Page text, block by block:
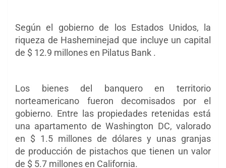
Según el gobierno de los Estados Unidos, la
riqueza de Hasheminejad que incluye un capital
de $ 12.9 millones en Pilatus Bank .
Los bienes del banquero en territorio
norteamericano fueron decomisados por el
gobierno. Entre las propiedades retenidas está
una apartamento de Washington DC, valorado
en $ 1.5 millones de dólares y unas granjas
de producción de pistachos que tienen un valor
de $ 5.7 millones en California.